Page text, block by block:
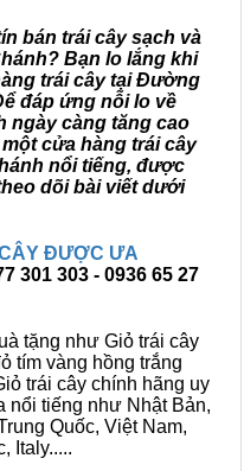
bán trái cây sạch và
Bạn lo lắng khi
trái cây tại Đường
đáp ứng nỗi lo về
ngày càng tăng cao
cửa hàng trái cây
nổi tiếng, được
dõi bài viết dưới
ĐƯỢC ƯA
301 303 - 0936 65 27
tặng như Giỏ trái cây
tím vàng hồng trắng
trái cây chính hãng uy
nổi tiếng như Nhật Bản,
Quốc, Việt Nam,
Italy.....